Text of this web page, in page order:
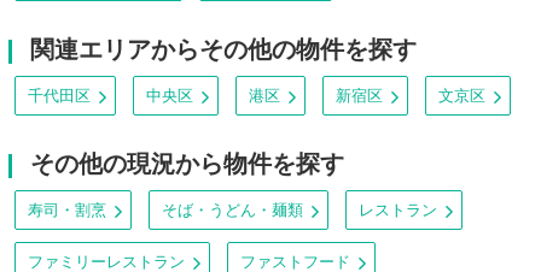
関連エリアからその他の物件を探す
千代田区 中央区 港区 新宿区 文京区
その他の現況から物件を探す
寿司・割烹 そば・うどん・麺類 レストラン
ファミリーレストラン ファストフード